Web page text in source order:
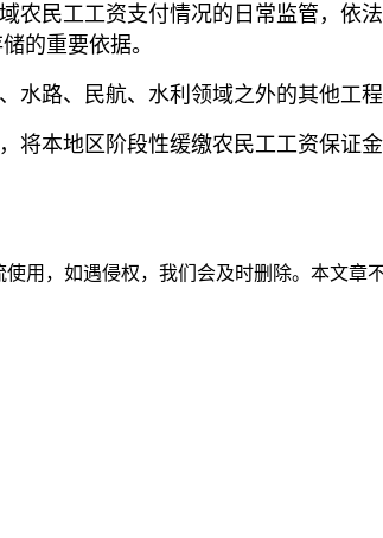
农民工工资支付情况的日常监管，依
的重要依据。
水路、民航、水利领域之外的其他工
将本地区阶段性缓缴农民工工资保证
用，如遇侵权，我们会及时删除。本文章